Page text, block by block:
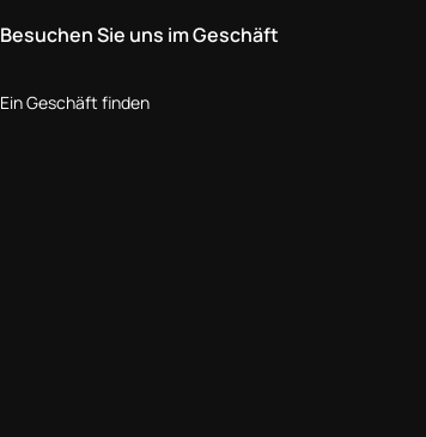
Besuchen Sie uns im Geschäft
Ein Geschäft finden